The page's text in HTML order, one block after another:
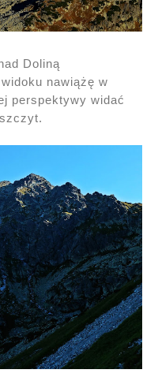
Doliną
nawiążę w
perspektywy widać